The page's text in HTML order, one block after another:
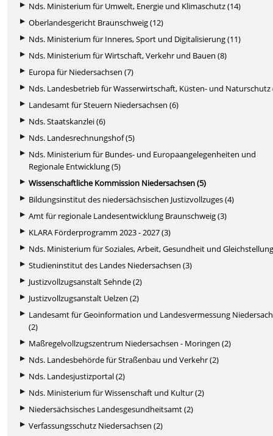
Nds. Ministerium für Umwelt, Energie und Klimaschutz (14)
Oberlandesgericht Braunschweig (12)
Nds. Ministerium für Inneres, Sport und Digitalisierung (11)
Nds. Ministerium für Wirtschaft, Verkehr und Bauen (8)
Europa für Niedersachsen (7)
Nds. Landesbetrieb für Wasserwirtschaft, Küsten- und Naturschutz
Landesamt für Steuern Niedersachsen (6)
Nds. Staatskanzlei (6)
Nds. Landesrechnungshof (5)
Nds. Ministerium für Bundes- und Europaangelegenheiten und
Regionale Entwicklung (5)
Wissenschaftliche Kommission Niedersachsen (5)
Bildungsinstitut des niedersächsischen Justizvollzuges (4)
Amt für regionale Landesentwicklung Braunschweig (3)
KLARA Förderprogramm 2023 - 2027 (3)
Nds. Ministerium für Soziales, Arbeit, Gesundheit und
Studieninstitut des Landes Niedersachsen (3)
Justizvollzugsanstalt Sehnde (2)
Justizvollzugsanstalt Uelzen (2)
Landesamt für Geoinformation und Landesvermessung
(2)
Maßregelvollzugszentrum Niedersachsen - Moringen (2)
Nds. Landesbehörde für Straßenbau und Verkehr (2)
Nds. Landesjustizportal (2)
Nds. Ministerium für Wissenschaft und Kultur (2)
Niedersächsisches Landesgesundheitsamt (2)
Verfassungsschutz Niedersachsen (2)